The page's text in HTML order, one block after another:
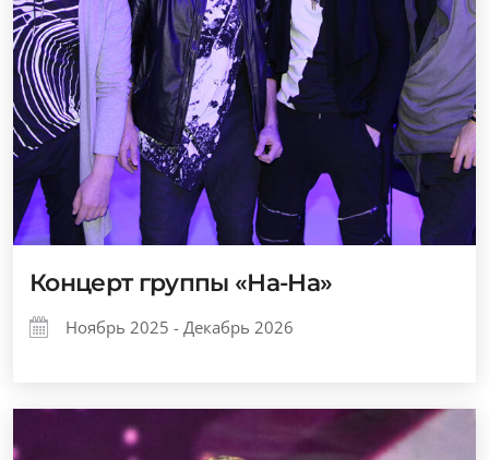
Концерт группы «На-На»
Ноябрь 2025 - Декабрь 2026